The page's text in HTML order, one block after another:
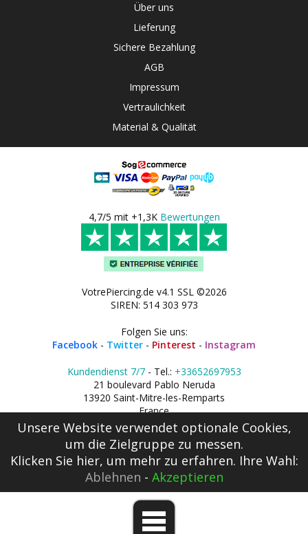
Über uns
Lieferung
Sichere Bezahlung
AGB
Impressum
Vertraulichkeit
Material & Qualität
4,7/5 mit +1,3K Bewertungen
VotrePiercing.de v4.1 SSL ©2026
SIREN: 514 303 973
Folgen Sie uns:
Facebook - Twitter - Pinterest - Instagram
Kundendienst 7/7- Tel.: +33652697953
21 boulevard Pablo Neruda
13920 Saint-Mitre-les-Remparts
France
Unsere Website verwendet optionale Cookies,
um die Zielgruppe zu messen.
Klicken Sie hier, um mehr zu erfahren. Ihre Wahl:
Ablehnen - Akzeptieren